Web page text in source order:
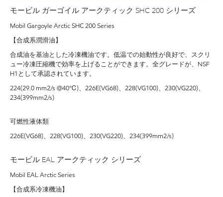
モービル ガーゴイル アークティック SHC 200 シリーズ
Mobil Gargoyle Arctic SHC 200 Series
【合成系潤滑油】
合成油を基油とした冷凍機油です。低温での始動性が良好で、スクリ
ュー冷凍圧縮機で効率を上げることができます。全グレードが、NSF
H1として承認されています。
224(29.0 mm2/s @40℃)、226E(VG68)、228(VG100)、230(VG220)、
234(399mm2/s)
可燃性液体類
226E(VG68)、228(VG100)、230(VG220)、234(399mm2/s)
モービル EAL アークティック シリーズ
Mobil EAL Arctic Series
【合成系冷凍機油】